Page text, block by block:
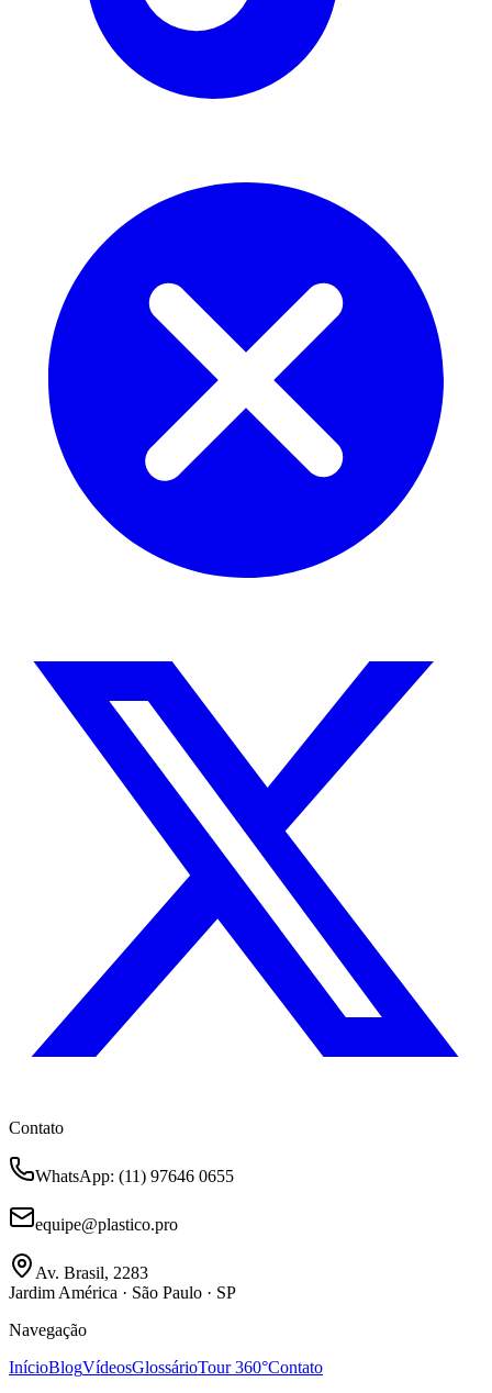
Contato
WhatsApp: (11) 97646 0655
equipe@plastico.pro
Av. Brasil, 2283
Jardim América · São Paulo · SP
Navegação
InícioBlogVídeosGlossárioTour 360°Contato